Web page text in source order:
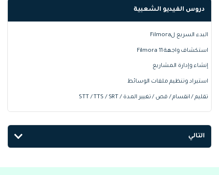
دروس الفيديو الشعبية
البدء السريع لFilmora
استكشاف واجهة Filmora 11
إنشاء وإدارة المشاريع
استيراد وتنظيم ملفات الوسائط
تقليم / انقسام / قص / تغيير المدة / STT / TTS / SRT
التالي